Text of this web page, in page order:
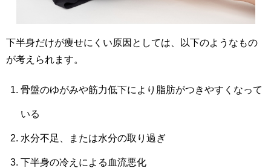
下半身だけが痩せにくい原因としては、以下のようなもの
が考えられます。
骨盤のゆがみや筋力低下により脂肪がつきやすくなって
いる
水分不足、または水分の取り過ぎ
下半身の冷えによる血流悪化